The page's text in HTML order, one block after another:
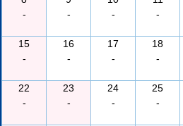
-
-
-
-
15
-
16
-
17
-
18
-
22
-
23
-
24
-
25
-